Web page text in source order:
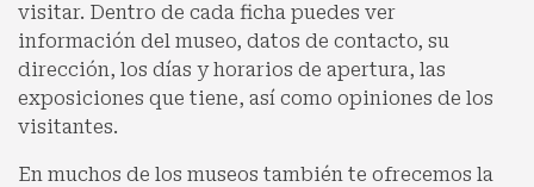
visitar. Dentro de cada ficha puedes ver
información del museo, datos de contacto, su
dirección, los días y horarios de apertura, las
exposiciones que tiene, así como opiniones de los
visitantes.
En muchos de los museos también te ofrecemos la